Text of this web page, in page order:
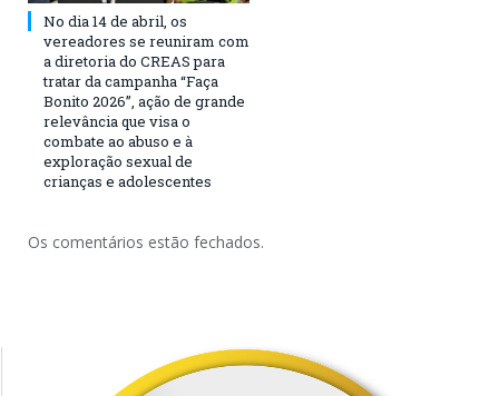
No dia 14 de abril, os
vereadores se reuniram com
a diretoria do CREAS para
tratar da campanha “Faça
Bonito 2026”, ação de grande
relevância que visa o
combate ao abuso e à
exploração sexual de
crianças e adolescentes
Os comentários estão fechados.